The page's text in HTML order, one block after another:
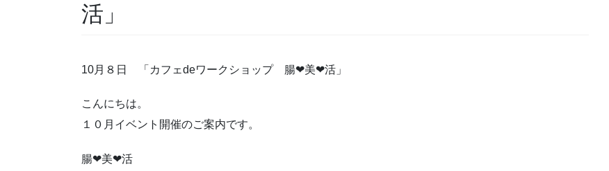
活」
10月８日 「カフェdeワークショップ 腸❤美❤活」
こんにちは。
１０月イベント開催のご案内です。
腸❤美❤活